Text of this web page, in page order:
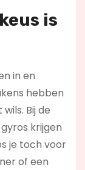
is
in en
hebben
Bij de
krijgen
je toch voor
of een